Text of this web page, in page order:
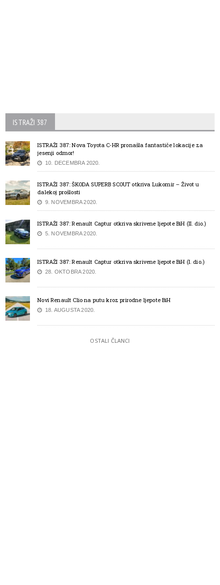
ISTRAŽI 387
ISTRAŽI 387: Nova Toyota C-HR pronašla fantastiče lokacije za
jesenji odmor!
10. DECEMBRA 2020.
ISTRAŽI 387: ŠKODA SUPERB SCOUT otkriva Lukomir – Život u
dalekoj prošlosti
9. NOVEMBRA 2020.
ISTRAŽI 387: Renault Captur otkriva skrivene ljepote BiH (II. dio.)
5. NOVEMBRA 2020.
ISTRAŽI 387: Renault Captur otkriva skrivene ljepote BiH (I. dio.)
28. OKTOBRA 2020.
Novi Renault Clio na putu kroz prirodne ljepote BiH
18. AUGUSTA 2020.
OSTALI ČLANCI